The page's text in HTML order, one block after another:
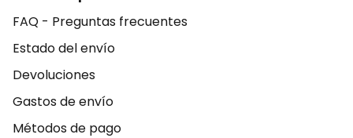
FAQ - Preguntas frecuentes
Estado del envío
Devoluciones
Gastos de envío
Métodos de pago